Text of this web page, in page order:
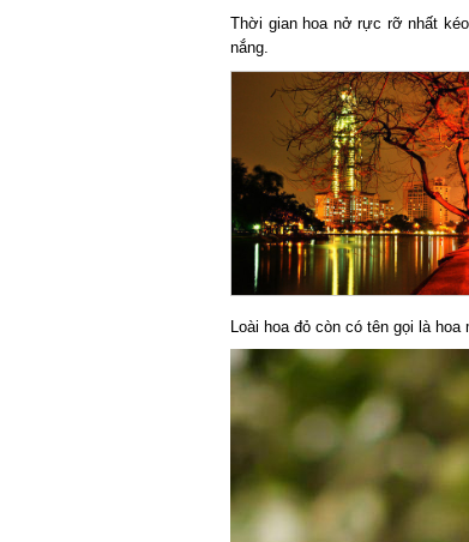
Thời gian hoa nở rực rỡ nhất
nắng.
Loài hoa đỏ còn có tên gọi là hoa